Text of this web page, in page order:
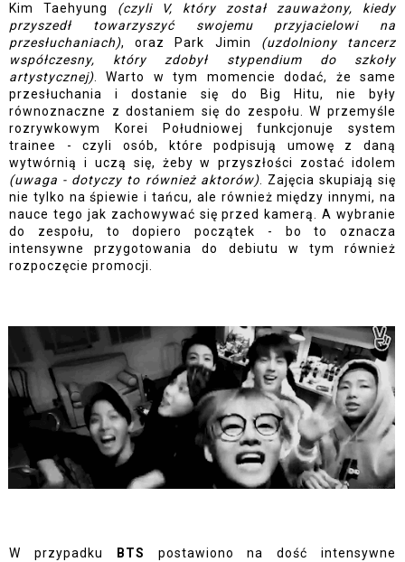
Kim Taehyung (czyli V, który został zauważony, kiedy
przyszedł towarzyszyć swojemu przyjacielowi na
przesłuchaniach), oraz Park Jimin (uzdolniony tancerz
współczesny, który zdobył stypendium do szkoły
artystycznej). Warto w tym momencie dodać, że same
przesłuchania i dostanie się do Big Hitu, nie były
równoznaczne z dostaniem się do zespołu. W przemyśle
rozrywkowym Korei Południowej funkcjonuje system
trainee - czyli osób, które podpisują umowę z daną
(uwaga - dotyczy to również aktorów). Zajęcia skupiają się
nie tylko na śpiewie i tańcu, ale również między innymi, na
nauce tego jak zachowywać się przed kamerą. A wybranie
do zespołu, to dopiero początek - bo to oznacza
intensywne przygotowania do debiutu w tym również
rozpoczęcie promocji.
W przypadku BTS postawiono na dość intensywne